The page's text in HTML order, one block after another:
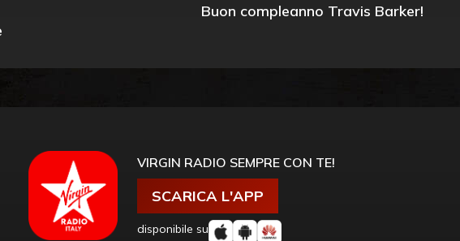
Buon compleanno Travis Barker!
VIRGIN RADIO SEMPRE CON TE!
SCARICA L'APP
disponibile su